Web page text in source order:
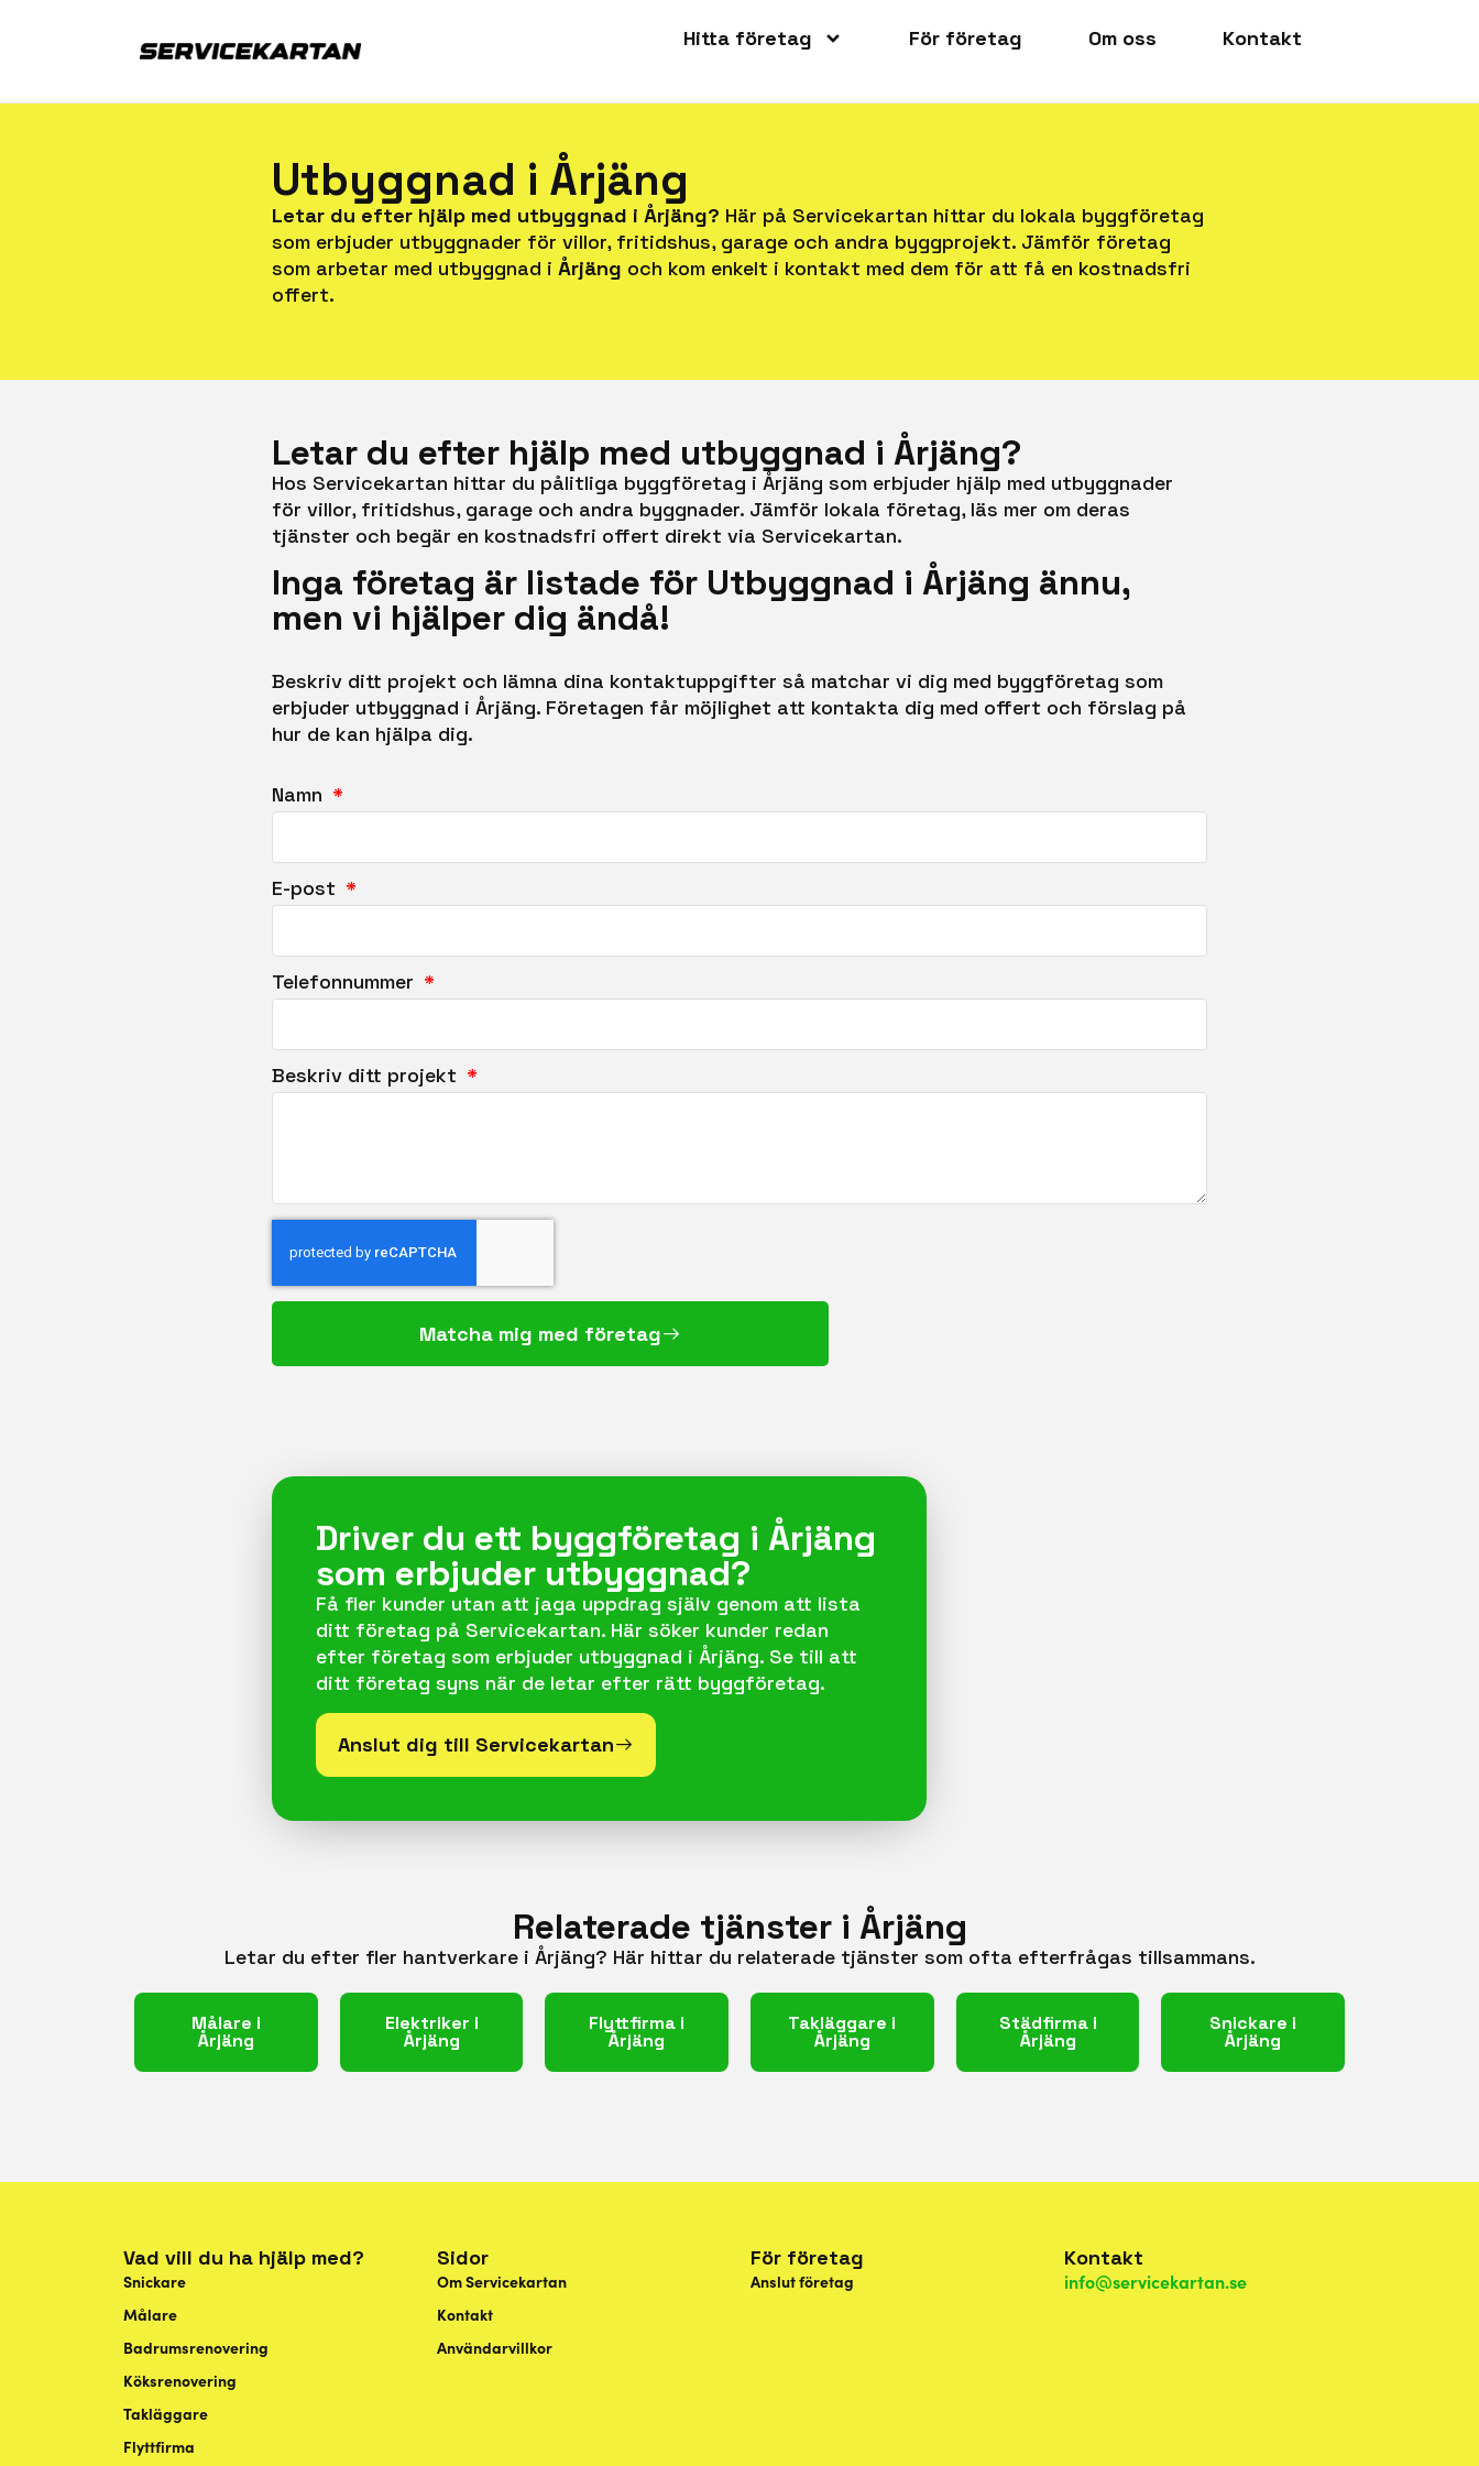
Hitta företag För företag Om oss Kontakt
Utbyggnad i Årjäng
Letar du efter hjälp med utbyggnad i Årjäng? Här på Servicekartan hittar du lokala byggföretag
som erbjuder utbyggnader för villor, fritidshus, garage och andra byggprojekt. Jämför företag
som arbetar med utbyggnad i Årjäng och kom enkelt i kontakt med dem för att få en kostnadsfri
offert.
Letar du efter hjälp med utbyggnad i Årjäng?
Hos Servicekartan hittar du pålitliga byggföretag i Årjäng som erbjuder hjälp med utbyggnader
för villor, fritidshus, garage och andra byggnader. Jämför lokala företag, läs mer om deras
tjänster och begär en kostnadsfri offert direkt via Servicekartan.
Inga företag är listade för Utbyggnad i Årjäng ännu,
men vi hjälper dig ändå!
Beskriv ditt projekt och lämna dina kontaktuppgifter så matchar vi dig med byggföretag som
erbjuder utbyggnad i Årjäng. Företagen får möjlighet att kontakta dig med offert och förslag på
hur de kan hjälpa dig.
Namn
E-post
Telefonnummer
Beskriv ditt projekt
Matcha mig med företag
Driver du ett byggföretag i Årjäng
som erbjuder utbyggnad?
Få fler kunder utan att jaga uppdrag själv genom att lista
ditt företag på Servicekartan. Här söker kunder redan
efter företag som erbjuder utbyggnad i Årjäng. Se till att
ditt företag syns när de letar efter rätt byggföretag.
Anslut dig till Servicekartan
Relaterade tjänster i Årjäng
Letar du efter fler hantverkare i Årjäng? Här hittar du relaterade tjänster som ofta efterfrågas tillsammans.
Målare i
Årjäng
Elektriker i
Årjäng
Flyttfirma i
Årjäng
Takläggare i
Årjäng
Städfirma i
Årjäng
Snickare i
Årjäng
Vad vill du ha hjälp med?
Snickare
Målare
Badrumsrenovering
Köksrenovering
Takläggare
Flyttfirma
Sidor
Om Servicekartan
Kontakt
Användarvillkor
För företag
Anslut företag
Kontakt
info@servicekartan.se